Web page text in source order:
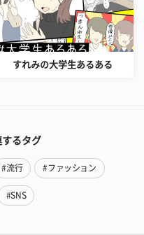
すれみの大学生あるある
するタグ
#流行 #ファッション
#SNS